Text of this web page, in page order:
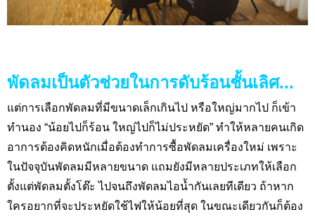
พัดลมเป็นตัวช่วยในการดับร้อนชั้นเลิศ...
แต่การเลือกพัดลมที่มีขนาดเล็กเกินไป หรือใหญ่มากไป ก็เข้า
ทำนอง “น้อยไปก็ร้อน ใหญ่ไปก็ไม่ประหยัด” ทำให้หลายคนเกิด
อาการต้องคิดหนักเมื่อต้องทำการซื้อพัดลมเครื่องใหม่ เพราะ
ในปัจจุบันพัดลมมีหลายขนาด แถมยังมีหลายประเภทให้เลือก
ตั้งแต่พัดลมตั้งโต๊ะ ไปจนถึงพัดลมไอน้ำกันเลยทีเดียว ถ้าหาก
ใครอยากที่จะประหยัดใช้ไฟให้น้อยที่สุด ในขณะเดียวกันก็ต้อง